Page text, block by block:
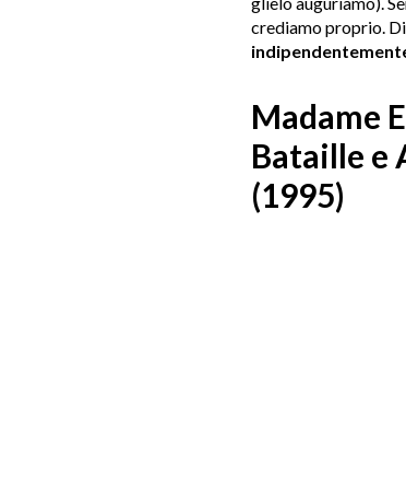
crediamo proprio.
Madame
Bataille e
(1995)